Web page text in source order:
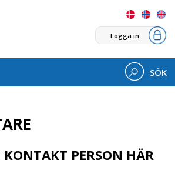
Logga in
SÖK
PERSON HÄR